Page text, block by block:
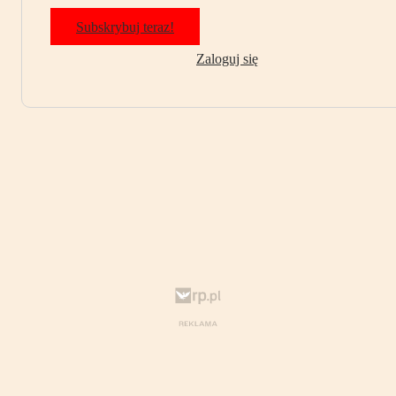
Subskrybuj teraz!
Zaloguj się